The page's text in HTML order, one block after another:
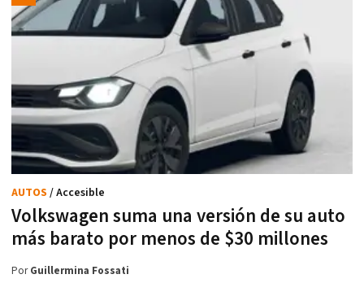
Volkswagen suma una versión de su auto
más barato por menos de $30 millones
AUTOS / Accesible
PorGuillermina Fossati